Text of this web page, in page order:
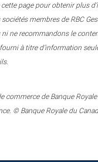
page pour obtenir plus
membres de RBC
ni ne recommandons le
à titre d’information
commerce de Banque
© Banque Royale du